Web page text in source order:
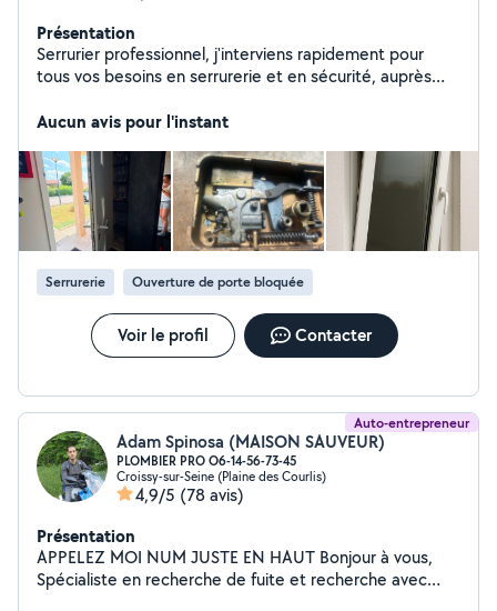
Présentation
Serrurier professionnel, j'interviens rapidement pour
tous vos besoins en serrurerie et en sécurité, auprès
objectif est de vous offrir un travail soigné, des solutions
qualité et des tarifs transparents. Mes services : *
Ouverture de porte claquée ou verrouillée *
Changement et installation de serrures * Pose de portes
blindées * Installation de caméras de surveillance * Mise
en place de systèmes de contrôle d'accès * Pose et
remplacement de vitres * Pose et réparation de volets
roulan
Aucun avis pour l'instant
Serrurerie Ouverture de porte bloquée
Voir le profil Contacter
Auto-entrepreneur
Adam Spinosa (MAISON SAUVEUR)
PLOMBIER PRO O6-14-56-73-45
Croissy-sur-Seine (Plaine des Courlis)
4,9/5 (78 avis)
Présentation
APPELEZ MOI NUM JUSTE EN HAUT Bonjour à vous,
Spécialiste en recherche de fuite et recherche avec